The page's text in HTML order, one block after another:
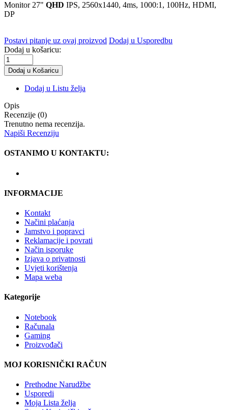
Monitor 27" QHD IPS, 2560x1440, 4ms, 1000:1, 100Hz, HDMI,
DP
Postavi pitanje uz ovaj proizvod Dodaj u Usporedbu
Dodaj u košaricu:
Dodaj u Listu želja
Opis
Recenzije (0)
Trenutno nema recenzija.
Napiši Recenziju
OSTANIMO U KONTAKTU:
INFORMACIJE
Kontakt
Načini plaćanja
Jamstvo i popravci
Reklamacije i povrati
Način isporuke
Izjava o privatnosti
Uvjeti korištenja
Mapa weba
Kategorije
Notebook
Računala
Gaming
Proizvođači
MOJ KORISNIČKI RAČUN
Prethodne Narudžbe
Usporedi
Moja Lista želja